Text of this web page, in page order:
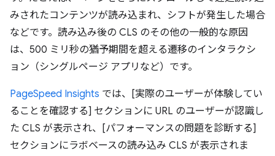
みされたコンテンツが読み込まれ、シフトが発生した場合
などです。読み込み後の CLS のその他の一般的な原因
は、500 ミリ秒の猶予期間を超える遷移のインタラクシ
ョン（シングルページ アプリなど）です。
PageSpeed Insights では、[実際のユーザーが体験してい
ることを確認する] セクションに URL のユーザーが認識し
た CLS が表示され、[パフォーマンスの問題を診断する]
セクションにラボベースの読み込み CLS が表示されま